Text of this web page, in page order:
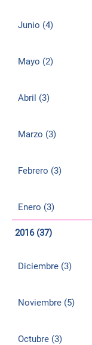
Junio (4)
Mayo (2)
Abril (3)
Marzo (3)
Febrero (3)
Enero (3)
2016 (37)
Diciembre (3)
Noviembre (5)
Octubre (3)